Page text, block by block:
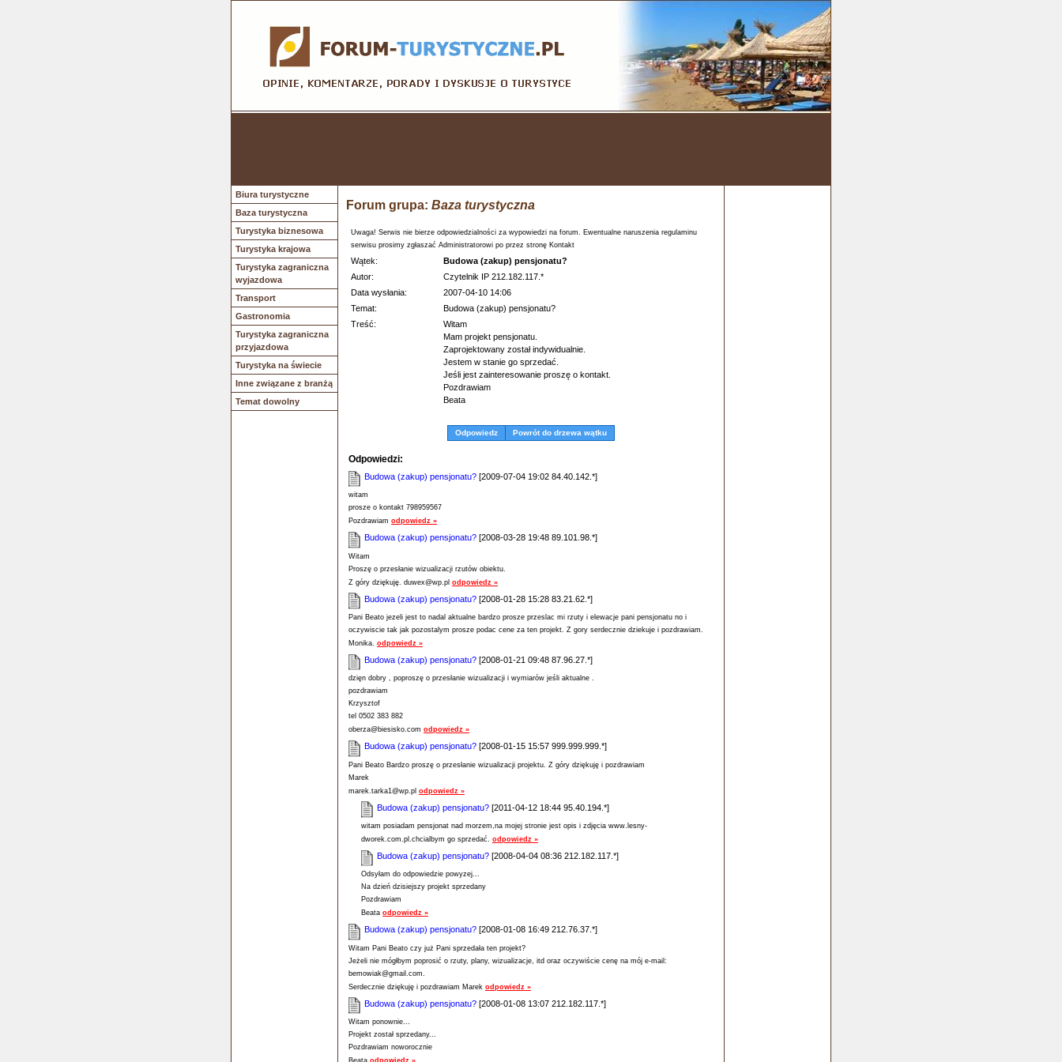
Biura turystyczne
Baza turystyczna
Turystyka biznesowa
Turystyka krajowa
Turystyka zagraniczna
wyjazdowa
Transport
Gastronomia
Turystyka zagraniczna
przyjazdowa
Turystyka na świecie
Inne związane z branżą
Temat dowolny
Forum grupa: Baza turystyczna
Uwaga! Serwis nie bierze odpowiedzialności za wypowiedzi na forum. Ewentualne naruszenia regulaminu
serwisu prosimy zgłaszać Administratorowi po przez stronę Kontakt
Wątek:
Budowa (zakup) pensjonatu?
Autor:
Czytelnik IP 212.182.117.*
Data wysłania:
2007-04-10 14:06
Temat:
Budowa (zakup) pensjonatu?
Treść:
Witam
Mam projekt pensjonatu.
Zaprojektowany został indywidualnie.
Jestem w stanie go sprzedać.
Jeśli jest zainteresowanie proszę o kontakt.
Pozdrawiam
Beata
Odpowiedz Powrót do drzewa wątku
Odpowiedzi:
Budowa (zakup) pensjonatu? [2009-07-04 19:02 84.40.142.*]
witam
prosze o kontakt 798959567
Pozdrawiam odpowiedz »
Budowa (zakup) pensjonatu? [2008-03-28 19:48 89.101.98.*]
Witam
Proszę o przesłanie wizualizacji rzutów obiektu.
Z góry dziękuję. duwex@wp.pl odpowiedz »
Budowa (zakup) pensjonatu? [2008-01-28 15:28 83.21.62.*]
Pani Beato jezeli jest to nadal aktualne bardzo prosze przeslac mi rzuty i elewacje pani pensjonatu no i
oczywiscie tak jak pozostalym prosze podac cene za ten projekt. Z gory serdecznie dziekuje i pozdrawiam.
Monika. odpowiedz »
Budowa (zakup) pensjonatu? [2008-01-21 09:48 87.96.27.*]
dzięn dobry , poproszę o przesłanie wizualizacji i wymiarów jeśli aktualne .
pozdrawiam
Krzysztof
tel 0502 383 882
oberza@biesisko.com odpowiedz »
Budowa (zakup) pensjonatu? [2008-01-15 15:57 999.999.999.*]
Pani Beato Bardzo proszę o przesłanie wizualizacji projektu. Z góry dziękuję i pozdrawiam
Marek
marek.tarka1@wp.pl odpowiedz »
Budowa (zakup) pensjonatu? [2011-04-12 18:44 95.40.194.*]
witam posiadam pensjonat nad morzem,na mojej stronie jest opis i zdjęcia www.lesny-
dworek.com.pl.chcialbym go sprzedać.
odpowiedz »
Budowa (zakup) pensjonatu? [2008-04-04 08:36 212.182.117.*]
Odsyłam do odpowiedzie powyzej...
Na dzień dzisiejszy projekt sprzedany
Pozdrawiam
Beata odpowiedz »
Budowa (zakup) pensjonatu? [2008-01-08 16:49 212.76.37.*]
Witam Pani Beato czy już Pani sprzedała ten projekt?
Jeżeli nie mógłbym poprosić o rzuty, plany, wizualizacje, itd oraz oczywiście cenę na mój e-mail:
bemowiak@gmail.com.
Serdecznie dziękuję i pozdrawiam Marek odpowiedz »
Budowa (zakup) pensjonatu? [2008-01-08 13:07 212.182.117.*]
Witam ponownie...
Projekt został sprzedany...
Pozdrawiam noworocznie
Beata odpowiedz »